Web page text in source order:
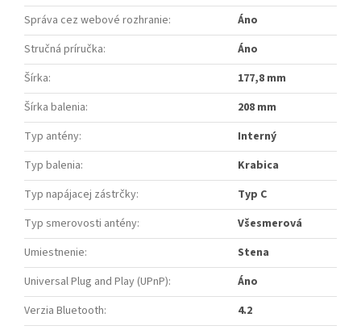
Správa cez webové rozhranie:
Áno
Stručná príručka:
Áno
Šírka:
177,8 mm
Šírka balenia:
208 mm
Typ antény:
Interný
Typ balenia:
Krabica
Typ napájacej zástrčky:
Typ C
Typ smerovosti antény:
Všesmerová
Umiestnenie:
Stena
Universal Plug and Play (UPnP):
Áno
Verzia Bluetooth: 4.2